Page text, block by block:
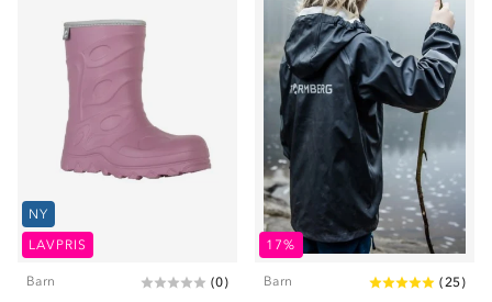
NY
LAVPRIS
Barn (0)
17%
Barn (25)